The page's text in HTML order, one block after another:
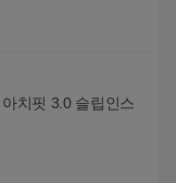
치핏 3.0 슬립인스